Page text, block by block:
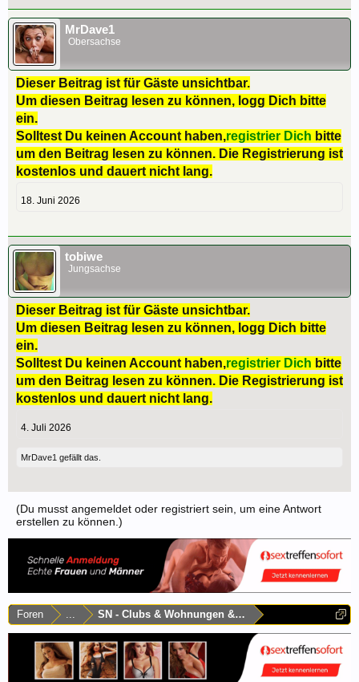
MrDave1
Obersachse
Dieser Beitrag ist für Gäste unsichtbar.
Um diesen Beitrag lesen zu können, logg Dich bitte
ein.
Solltest Du keinen Account haben,registrier Dich bitte
um den Beitrag lesen zu können. Die Registrierung ist
kostenlos und dauert nicht lang.
18. Juni 2026
tobiwe
Jungsachse
Dieser Beitrag ist für Gäste unsichtbar.
Um diesen Beitrag lesen zu können, logg Dich bitte
ein.
Solltest Du keinen Account haben,registrier Dich bitte
um den Beitrag lesen zu können. Die Registrierung ist
kostenlos und dauert nicht lang.
4. Juli 2026
MrDave1 gefällt das.
(Du musst angemeldet oder registriert sein, um eine Antwort
erstellen zu können.)
Foren ... SN - Clubs & Wohnungen & Laufhäuser